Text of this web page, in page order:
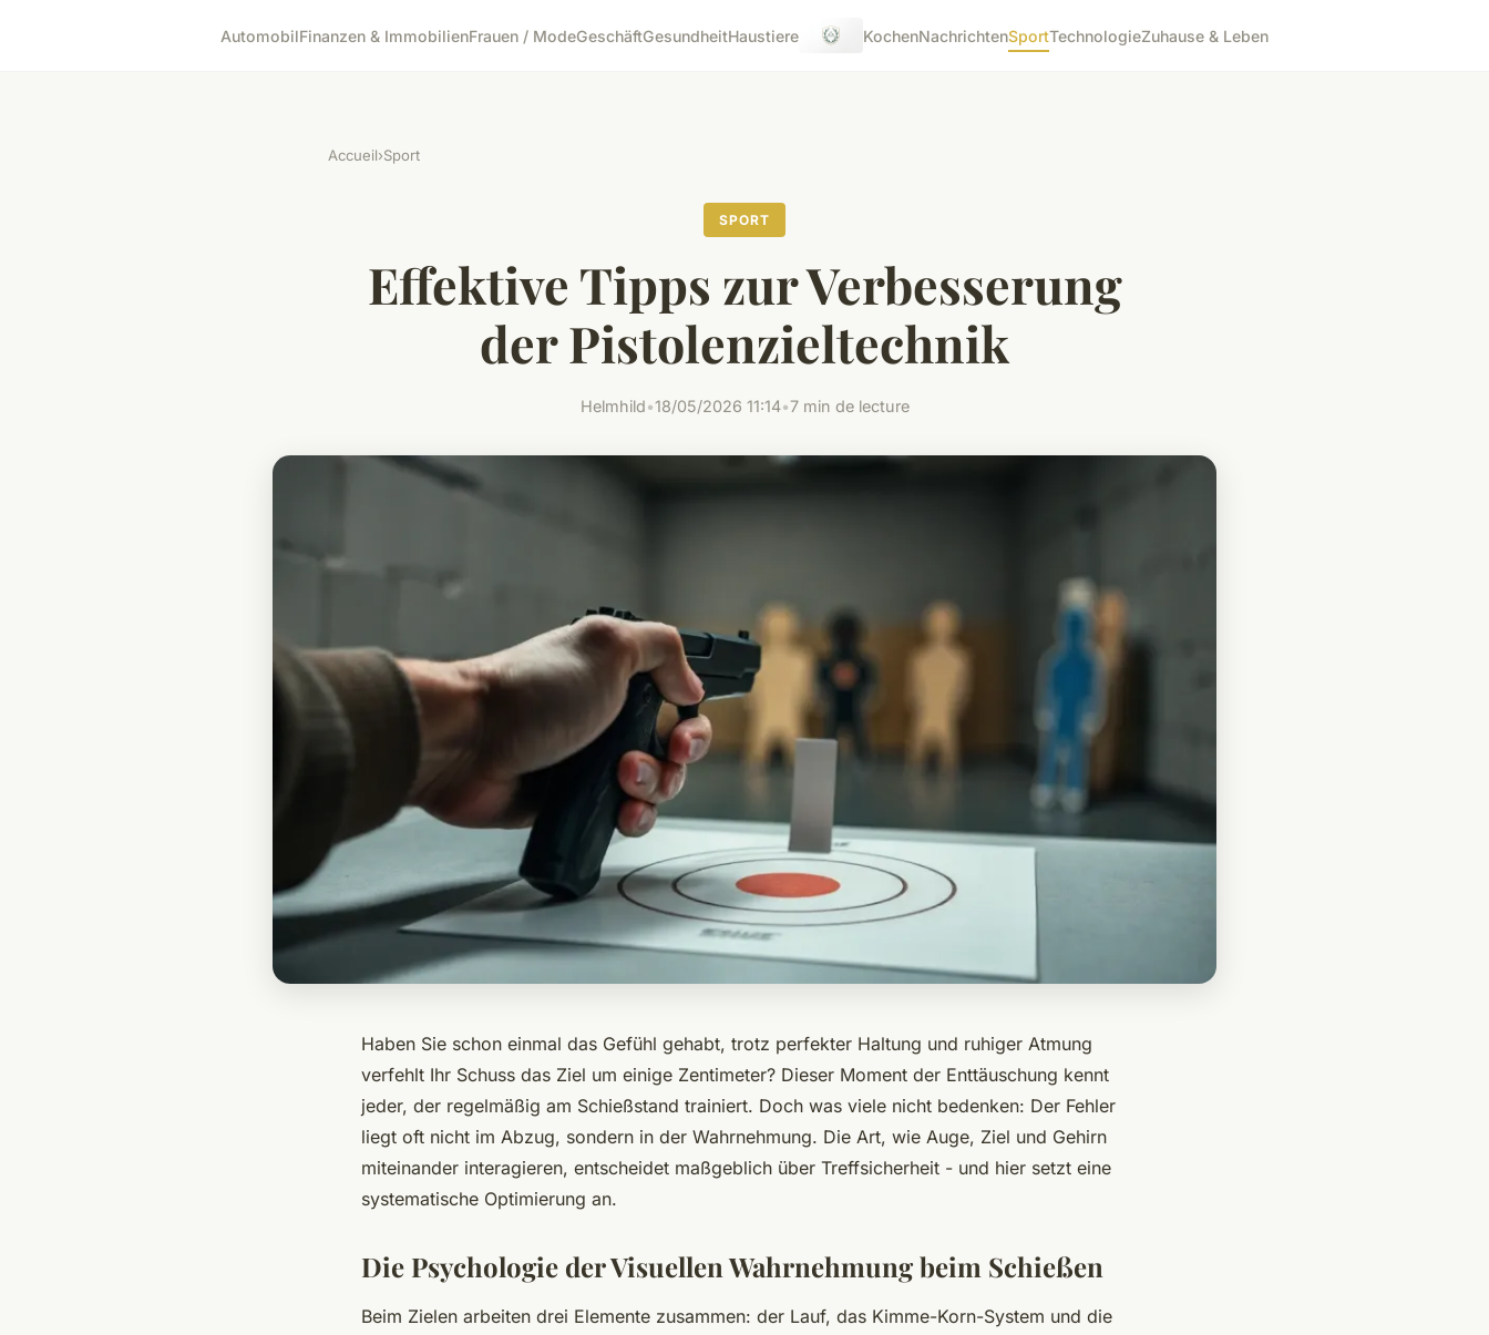
AutomobilFinanzen & ImmobilienFrauen / ModeGeschäftGesundheitHaustiere KochenNachrichtenSportTechnologieZuhause & Leben
Accueil›Sport
SPORT
Effektive Tipps zur Verbesserung
der Pistolenzieltechnik
Helmhild•18/05/2026 11:14•7 min de lecture
Haben Sie schon einmal das Gefühl gehabt, trotz perfekter Haltung und ruhiger Atmung
verfehlt Ihr Schuss das Ziel um einige Zentimeter? Dieser Moment der Enttäuschung kennt
jeder, der regelmäßig am Schießstand trainiert. Doch was viele nicht bedenken: Der Fehler
liegt oft nicht im Abzug, sondern in der Wahrnehmung. Die Art, wie Auge, Ziel und Gehirn
miteinander interagieren, entscheidet maßgeblich über Treffsicherheit - und hier setzt eine
systematische Optimierung an.
Die Psychologie der Visuellen Wahrnehmung beim Schießen
Beim Zielen arbeiten drei Elemente zusammen: der Lauf, das Kimme-Korn-System und die